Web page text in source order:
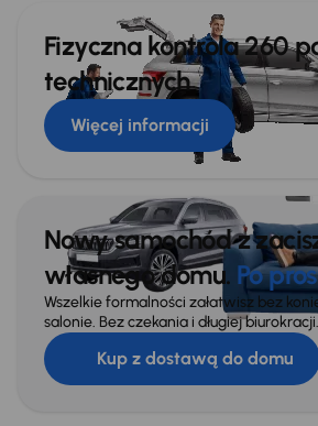
Fizyczna kontrola 260
technicznych
Więcej informacji
Nowy samochód z
własnego domu. Po
Wszelkie formalności załatwisz bez
salonie. Bez czekania i długiej biurokracji.
Kup z dostawą do domu